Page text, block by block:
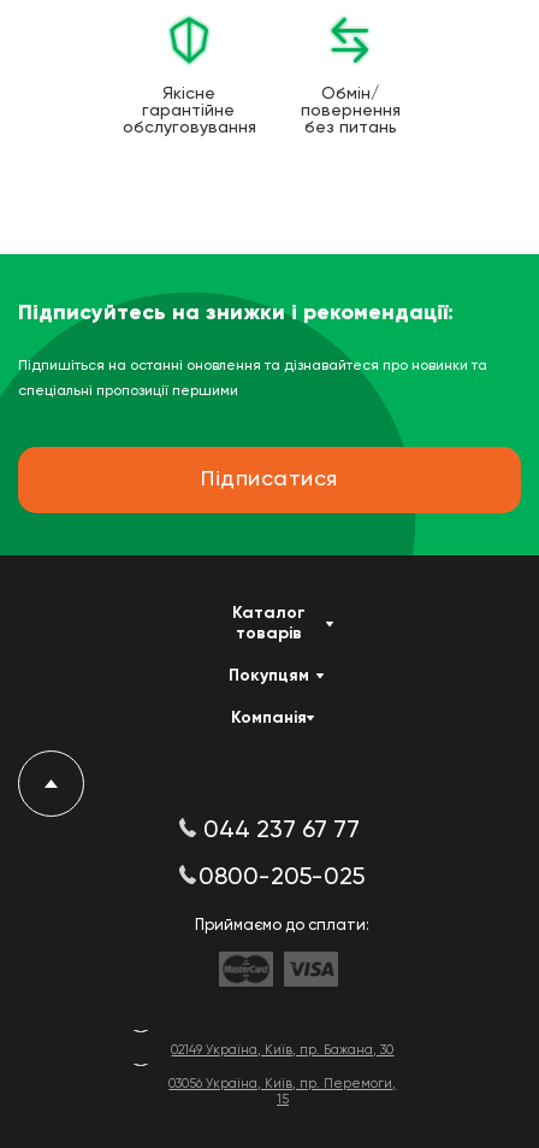
Якісне
гарантійне
обслуговування
Обмін/
повернення
без питань
Підписуйтесь на знижки і рекомендації:
Підпишіться на останні оновлення та дізнавайтеся про новинки та
спеціальні пропозиції першими
Підписатися
02149 Україна, Київ, пр. Бажана, 30
03056 Україна, Київ, пр. Перемоги,
15
Каталог
товарів
Покупцям
Компанія
044 237 67 77
0800-205-025
Приймаємо до сплати: